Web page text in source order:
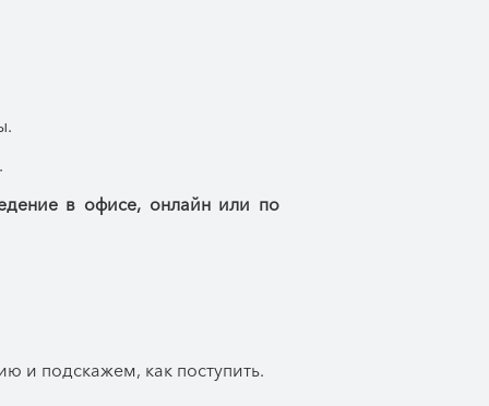
в офисе, онлайн или по
и подскажем, как поступить.